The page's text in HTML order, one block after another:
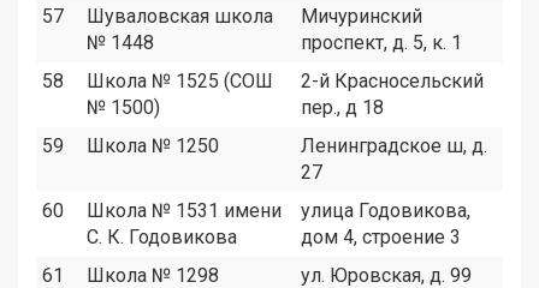
57
Шуваловская школа
№ 1448
Мичуринский
проспект, д. 5, к. 1
58
Школа № 1525 (СОШ
№ 1500)
2-й Красносельский
пер., д 18
59 Школа № 1250
Ленинградское ш, д.
27
60
Школа № 1531 имени
С. К. Годовикова
улица Годовикова,
дом 4, строение 3
61
Школа № 1298
ул. Юровская, д. 99